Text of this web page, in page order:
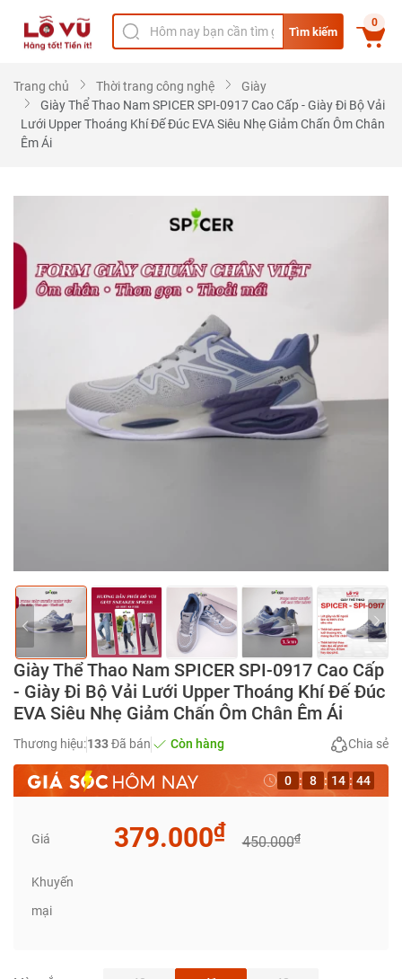
Tìm kiếm
0
Trang chủ Thời trang công nghệ
Giày
Giày Thể Thao Nam SPICER SPI-0917 Cao Cấp - Giày Đi Bộ Vải
Lưới Upper Thoáng Khí Đế Đúc EVA Siêu Nhẹ Giảm Chấn Ôm Chân
Êm Ái
Giày Thể Thao Nam SPICER SPI-0917 Cao Cấp
- Giày Đi Bộ Vải Lưới Upper Thoáng Khí Đế Đúc
EVA Siêu Nhẹ Giảm Chấn Ôm Chân Êm Ái
Thương hiệu:133Đã bán Còn hàng Chia sẻ
0 : 8 : 14 : 43
Giá 379.000₫
450.000₫
Khuyến
mại